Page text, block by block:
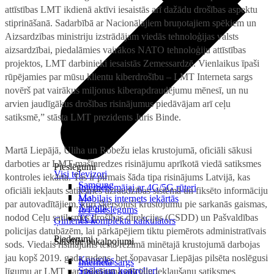
Pieslēgumi
Internets mājai ar 4G/5G rūteri
Mobilais internets iekārtās
IoT pieslēgums
Ģimenes komplekta kalkulators
Saistītie pakalpojumi
Interneta sargs
Visi televizori
Samsung
LG
Xiaomi
TCL
Piederumi
Konsoles
Spēles un kontrolieri
attīstības LMT ikdienā aktīvi iesaistās arī dažādu drošības aspektu
stiprināšanā. Sadarbībā ar Nacionālajiem bruņotajiem spēkiem un
Aizsardzības ministriju izstrādājam viedās tehnoloģijas valsts
aizsardzībai, piedalāmies vairākos NATO tehnoloģiju attīstības
projektos, LMT darbinieki iesaistās Zemessardzē. Vienlaikus īpaši
rūpējamies par mūsu klientu kiberdrošību – LMT Interneta sargs
novērš pat vairākus miljonus kiberapdraudējumu mēnesī, un nu
arvien jaudīgākus drošības risinājumus piedāvājam arī ceļu
satiksmē,” stāsta LMT prezidents Juris Binde.
Martā Liepājā, Uliha un Robežu ielas krustojumā, oficiāli sākusi
darboties ar LMT mašīnredzes risinājumu aprīkotā viedā satiksmes
kontroles iekārta. Tas ir pirmais šāda tipa risinājums Latvijā, kas
oficiāli iekļauts satiksmes uzraudzības sistēmā un fiksēto informāciju
par autovadītājiem, kuri šķērsojuši krustojumu pie sarkanās gaismas,
nodod Ceļu satiksmes drošības direkcijas (CSDD) un Pašvaldības
policijas datubāzēm, lai pārkāpējiem tiktu piemērots administratīvais
sods. Viedais risinājums testa režīmā minētajā krustojumā darbojas
jau kopš 2019. gada rudens, bet šopavasar Liepājas pilsēta noslēgusi
līgumu ar LMT par risinājuma oficiālu iekļaušanu satiksmes